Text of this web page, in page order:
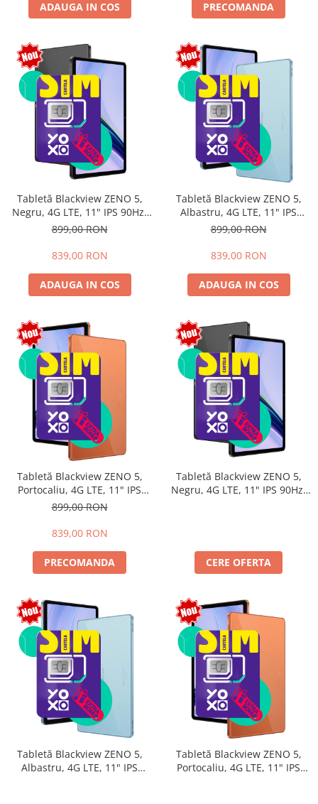
ADAUGA IN COS PRECOMANDA
Tabletă Blackview ZENO 5,
Negru, 4G LTE, 11" IPS 90Hz,
12GB RAM (3GB + 9GB
16, Unisoc T7250, 8300mAh,
SIM
899,00 RON
839,00 RON
ADAUGA IN COS
Tabletă Blackview ZENO 5,
Albastru, 4G LTE, 11" IPS
90Hz, 12GB RAM (3GB + 9GB
16, Unisoc T7250, 8300mAh,
SIM
899,00 RON
839,00 RON
ADAUGA IN COS
Tabletă Blackview ZENO 5,
Portocaliu, 4G LTE, 11" IPS
90Hz, 12GB RAM (3GB + 9GB
16, Unisoc T7250, 8300mAh,
SIM
899,00 RON
839,00 RON
PRECOMANDA
Tabletă Blackview ZENO 5,
Negru, 4G LTE, 11" IPS 90Hz,
SIM
CERE OFERTA
Tabletă Blackview ZENO 5,
Albastru, 4G LTE, 11" IPS
Tabletă Blackview ZENO 5,
Portocaliu, 4G LTE, 11" IPS